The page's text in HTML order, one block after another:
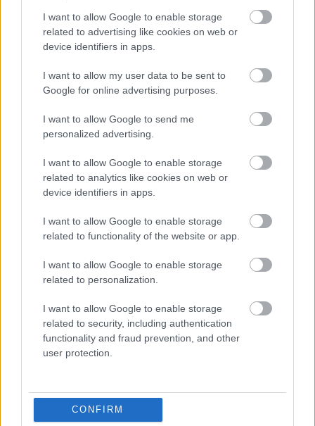
I want to allow Google to enable storage
related to advertising like cookies on web or
device identifiers in apps.
I want to allow my user data to be sent to
Google for online advertising purposes.
I want to allow Google to send me
personalized advertising.
I want to allow Google to enable storage
related to analytics like cookies on web or
device identifiers in apps.
I want to allow Google to enable storage
related to functionality of the website or app.
I want to allow Google to enable storage
related to personalization.
I want to allow Google to enable storage
related to security, including authentication
functionality and fraud prevention, and other
user protection.
CONFIRM
Festészet Munkácsy Képzőművészet Képző
„NEM TÖBB EZER EMBERRE UTAZUNK, HANEM
EGY VÁLOGATOTT TÁRSASÁGRA”